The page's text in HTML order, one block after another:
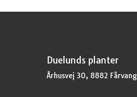
Duelunds planter
Århusvej 30, 8882 Fårvang